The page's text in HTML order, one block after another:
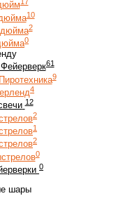
10
2
0
61
9
4
12
2
1
2
0
0
шары